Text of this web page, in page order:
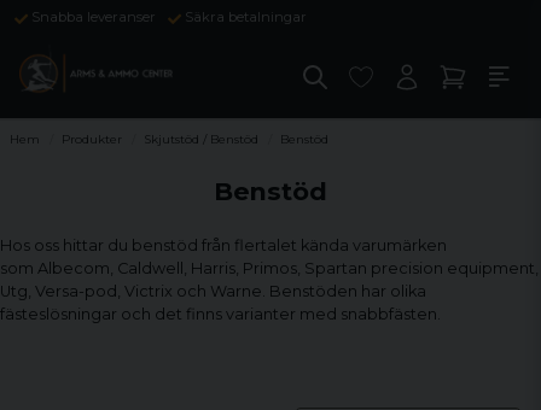
Snabba leveranser Säkra betalningar
Hem Produkter Skjutstöd / Benstöd Benstöd
Benstöd
Hos oss hittar du benstöd från flertalet kända varumärken
som Albecom, Caldwell, Harris, Primos, Spartan precision equipment,
Utg, Versa-pod, Victrix och Warne. Benstöden har olika
fästeslösningar och det finns varianter med snabbfästen.